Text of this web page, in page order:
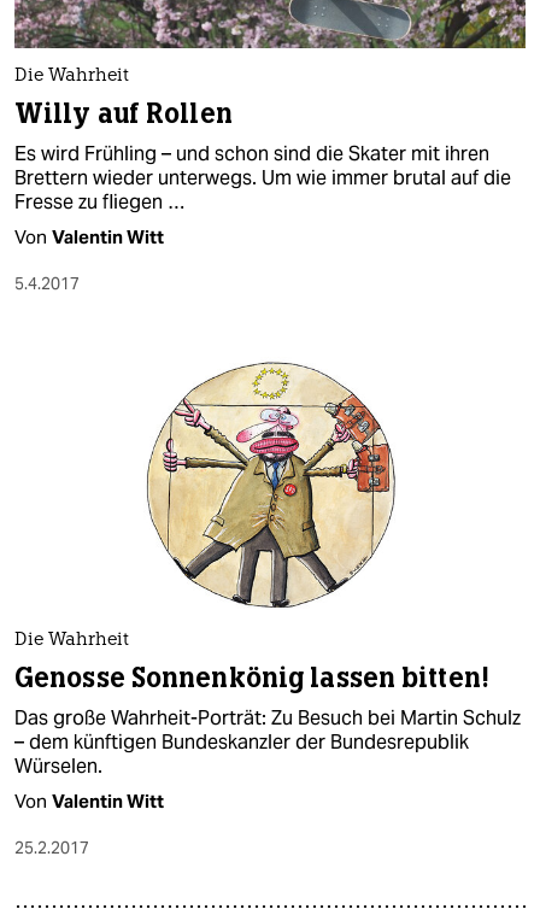
Die Wahrheit
Willy auf Rollen
Es wird Frühling – und schon sind die Skater mit ihren
Brettern wieder unterwegs. Um wie immer brutal auf die
Fresse zu fliegen …
Von Valentin Witt
5.4.2017
Die Wahrheit
Genosse Sonnenkönig lassen bitten!
Das große Wahrheit-Porträt: Zu Besuch bei Martin Schulz
– dem künftigen Bundeskanzler der Bundesrepublik
Würselen.
Von Valentin Witt
25.2.2017